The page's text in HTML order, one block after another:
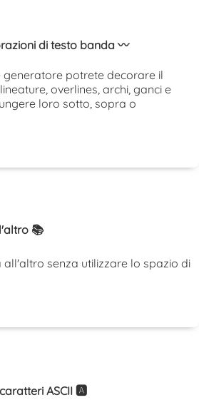
di testo banda 〰️
generatore potrete decorare il
overlines, archi, ganci e
loro sotto, sopra o
📚
all'altro senza utilizzare lo spazio di
ASCII 🅰️